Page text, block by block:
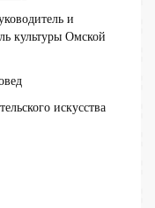
и
культуры Омской
искусства